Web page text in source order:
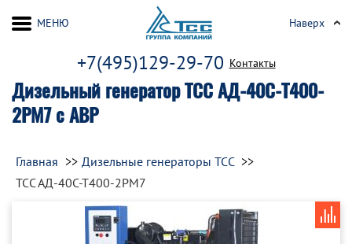
Дизельный генератор ТСС АД-40С-Т400-
2РМ7 с АВР
+7(495)129-29-70 Контакты
МЕНЮ Наверх
Главная
Дизельные генераторы ТСС
ТСС АД-40С-Т400-2РМ7